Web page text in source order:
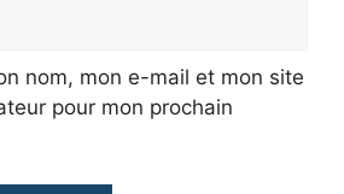
nom, mon e-mail et mon site
pour mon prochain